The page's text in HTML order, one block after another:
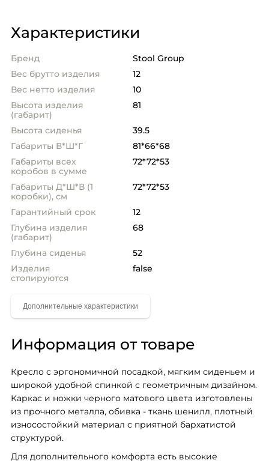
Характеристики
Бренд
Stool Group
Вес брутто изделия
12
Вес нетто изделия
10
Высота изделия
(габарит)
81
Высота сиденья
39.5
Габариты В*Ш*Г
81*66*68
Габариты всех
коробов в сумме
72*72*53
Габариты Д*Ш*В (1
коробки), см
72*72*53
Гарантийный срок
12
Глубина изделия
(габарит)
68
Глубина сиденья
52
Изделия
стопируются
false
Информация от товаре
Кресло с эргономичной посадкой, мягким сиденьем и
широкой удобной спинкой с геометричным дизайном.
Каркас и ножки черного матового цвета изготовлены
из прочного металла, обивка - ткань шенилл, плотный
износостойкий материал с приятной бархатистой
структурой.
Для дополнительного комфорта есть высокие